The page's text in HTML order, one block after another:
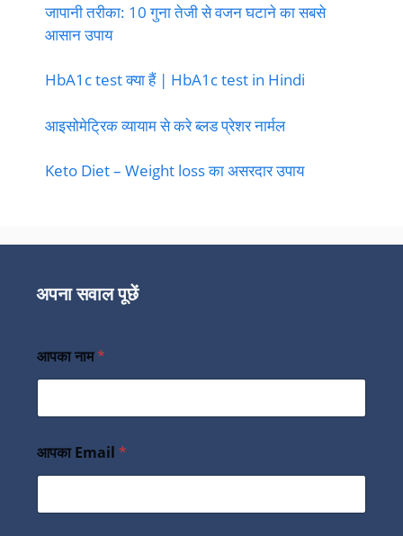
जापानी तरीका: 10 गुना तेजी से वजन घटाने का सबसे
आसान उपाय
HbA1c test क्या हैं | HbA1c test in Hindi
आइसोमेट्रिक व्यायाम से करे ब्लड प्रेशर नार्मल
Keto Diet – Weight loss का असरदार उपाय
अपना सवाल पूछें
आपका नाम*
आपका Email *